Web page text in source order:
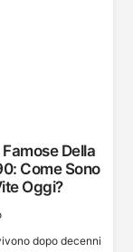
Della
Come Sono
Oggi?
dopo decenni